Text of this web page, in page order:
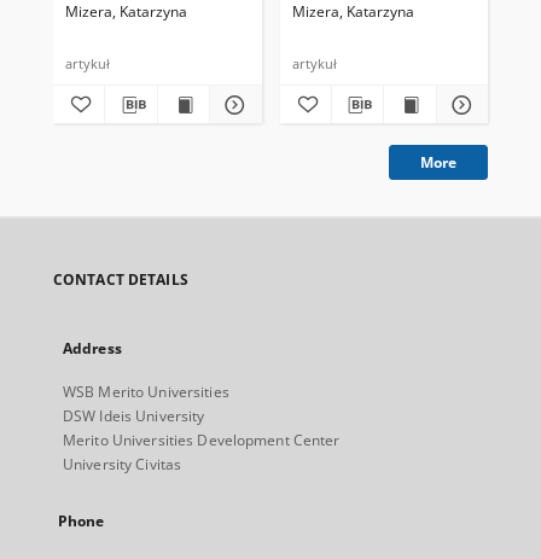
Mizera, Katarzyna
artykuł
Mizera, Katarzyna
artykuł
More
CONTACT DETAILS
Address
WSB Merito Universities
DSW Ideis University
Merito Universities Development Center
University Civitas
Phone